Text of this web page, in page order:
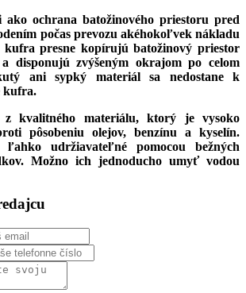
ako ochrana batožinového priestoru pred
počas prevozu akéhokoľvek nákladu
kufra presne kopírujú batožinový priestor
disponujú zvýšeným okrajom po celom
ani sypký materiál sa nedostane k
kufra.
z kvalitného materiálu, ktorý je vysoko
pôsobeniu olejov, benzínu a kyselín.
ľahko udržiavateľné pomocou bežných
Možno ich jednoducho umyť vodou